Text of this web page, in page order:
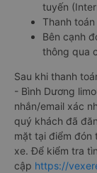
tuyến
Thanh
Bên cạnh
thông qua
Sau khi thanh
- Bình Dương
nhắn/email xác
quý khách đã
mặt tại điểm đón
xe. Để kiểm tra
cập https://